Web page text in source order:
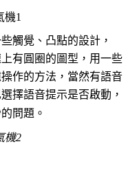
觸覺、凸點的設計，
有圓圈的圖型，用一些
作的方法，當然有語音
擇語音提示是否啟動，
問題 。